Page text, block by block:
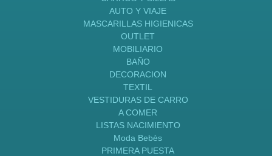
AUTO Y VIAJE
MASCARILLAS HIGIENICAS
OUTLET
MOBILIARIO
BAÑO
DECORACION
TEXTIL
VESTIDURAS DE CARRO
A COMER
LISTAS NACIMIENTO
Moda Bebès
PRIMERA PUESTA